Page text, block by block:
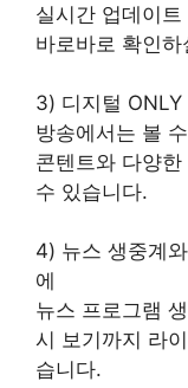
실시간 업데이
바로바로 확인
3) 디지털 ONLY
방송에서는 볼
콘텐트와 다양
수 있습니다.
4) 뉴스 생중계
에
뉴스 프로그램
시 보기까지 라
습니다.